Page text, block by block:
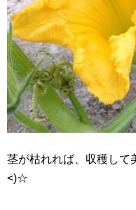
茎が枯れれば、収穫して
<)☆